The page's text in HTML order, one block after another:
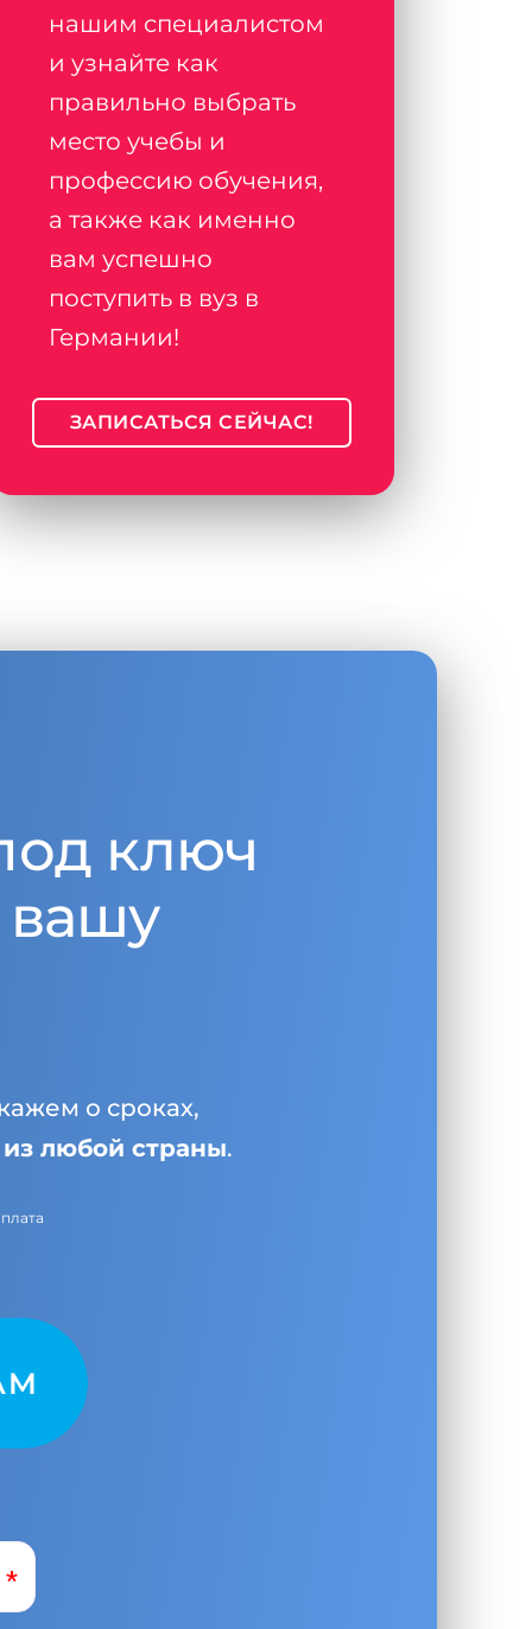
нашим специалистом
и узнайте как
правильно выбрать
место учебы и
профессию обучения,
а также как именно
вам успешно
поступить в вуз в
Германии!
ЗАПИСАТЬСЯ СЕЙЧАС!
ключ
о сроках,
из любой страны.